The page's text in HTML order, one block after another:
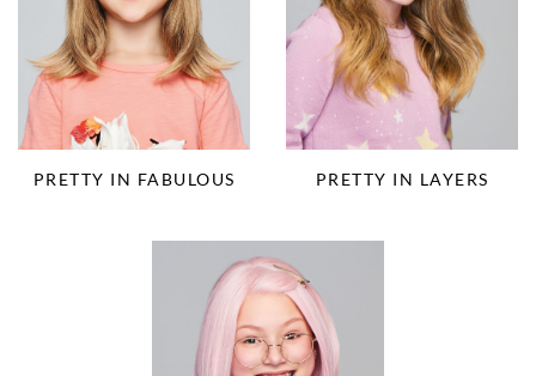
PRETTY IN FABULOUS PRETTY IN LAYERS